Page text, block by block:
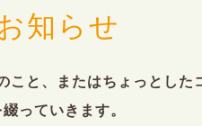
知らせ
と、またはちょっとした
っていきます。